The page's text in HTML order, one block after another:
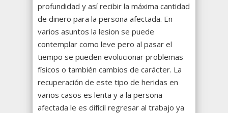
profundidad y así recibir la máxima cantidad
de dinero para la persona afectada. En
varios asuntos la lesion se puede
contemplar como leve pero al pasar el
tiempo se pueden evolucionar problemas
físicos o también cambios de carácter. La
recuperación de este tipo de heridas en
varios casos es lenta y a la persona
afectada le es difícil regresar al trabajo ya